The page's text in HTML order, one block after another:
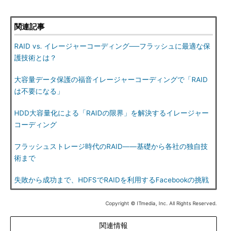
関連記事
RAID vs. イレージャーコーディング──フラッシュに最適な保
護技術とは？
大容量データ保護の福音イレージャーコーディングで「RAID
は不要になる」
HDD大容量化による「RAIDの限界」を解決するイレージャー
コーディング
フラッシュストレージ時代のRAID――基礎から各社の独自技
術まで
失敗から成功まで、HDFSでRAIDを利用するFacebookの挑戦
Copyright © ITmedia, Inc. All Rights Reserved.
関連情報